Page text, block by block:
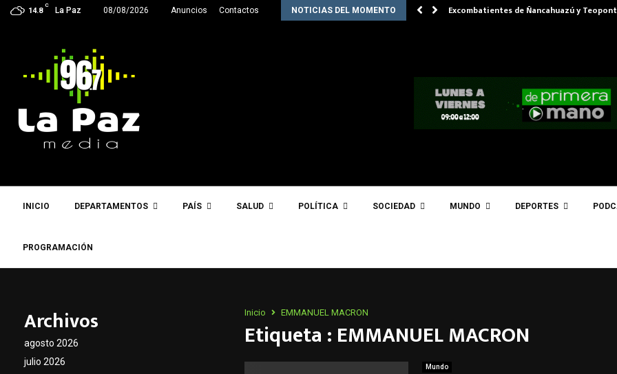
14.8
C
La Paz 08/08/2026 Anuncios Contactos NOTICIAS DEL MOMENTO
Inter Star Rush hace historia y clasifica… Excombatientes de Ñancahuazú y
INICIO DEPARTAMENTOS PAÍS SALUD POLÍTICA SOCIEDAD MUNDO DEPORTES
PROGRAMACIÓN
Inicio EMMANUEL MACRON
Etiqueta : EMMANUEL MACRON
Mundo
Archivos
agosto 2026
julio 2026